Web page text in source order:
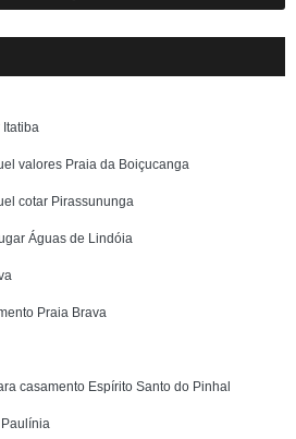
Itatiba
valores Praia da Boiçucanga
cotar Pirassununga
Águas de Lindóia
Praia Brava
casamento Espírito Santo do Pinhal